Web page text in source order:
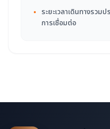
• ระยะเวลาเดินทางรว
การเชื่อมต่อ